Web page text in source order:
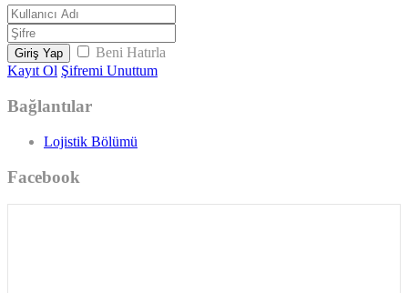
Giriş Yap
Beni Hatırla
Kayıt Ol Şifremi Unuttum
Bağlantılar
Lojistik Bölümü
Facebook